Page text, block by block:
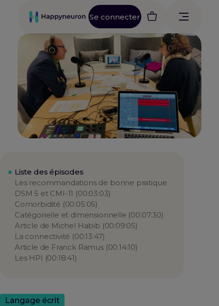
Se connecter
Liste des épisodes
Les recommandations de bonne pratique
DSM 5 et CMI-11 (00:03:03)
Comorbidité (00:05:05)
Catégorielle et dimensionnelle (00:07:30)
Article de Michel Habib (00:09:05)
La connectivité (00:13:47)
Article de Franck Ramus (00:14:10)
Les HPI (00:18:41)
Langage écrit